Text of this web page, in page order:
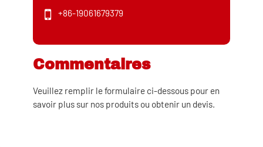
+86-19061679379
Commentaires
Veuillez remplir le formulaire ci-dessous pour en
savoir plus sur nos produits ou obtenir un devis.